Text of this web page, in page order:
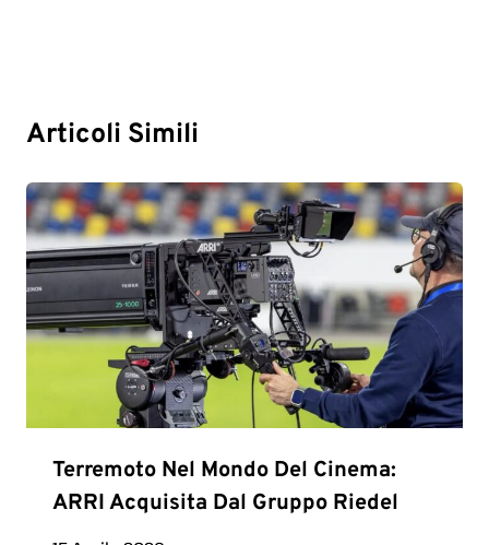
Articoli Simili
Terremoto Nel Mondo Del Cinema:
ARRI Acquisita Dal Gruppo Riedel